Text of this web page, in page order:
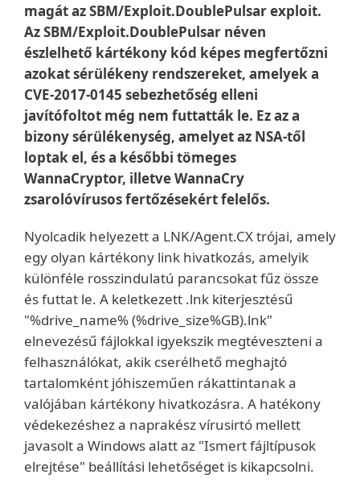
magát az SBM/Exploit.DoublePulsar exploit.
Az SBM/Exploit.DoublePulsar néven
észlelhető kártékony kód képes megfertőzni
azokat sérülékeny rendszereket, amelyek a
CVE-2017-0145 sebezhetőség elleni
javítófoltot még nem futtatták le. Ez az a
bizony sérülékenység, amelyet az NSA-től
loptak el, és a későbbi tömeges
WannaCryptor, illetve WannaCry
zsarolóvírusos fertőzésekért felelős.
Nyolcadik helyezett a LNK/Agent.CX trójai, amely
egy olyan kártékony link hivatkozás, amelyik
különféle rosszindulatú parancsokat fűz össze
és futtat le. A keletkezett .lnk kiterjesztésű
"%drive_name% (%drive_size%GB).lnk"
elnevezésű fájlokkal igyekszik megtéveszteni a
felhasználókat, akik cserélhető meghajtó
tartalomként jóhiszeműen rákattintanak a
valójában kártékony hivatkozásra. A hatékony
védekezéshez a naprakész vírusirtó mellett
javasolt a Windows alatt az "Ismert fájltípusok
elrejtése" beállítási lehetőséget is kikapcsolni.